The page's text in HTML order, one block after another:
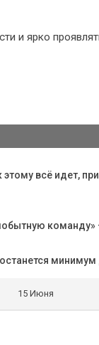
и ярко
всё идет,
15 Июня